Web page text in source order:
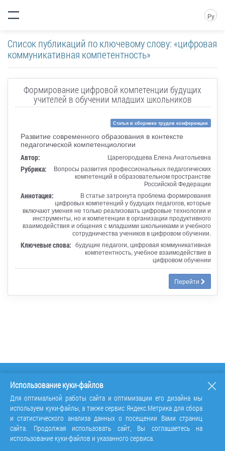
Ру
Список публикаций по ключевому слову: «цифровая
коммуникативная компетентность»
Формирование цифровой компетенции будущих
учителей в обучении младших школьников
Статья в сборнике трудов конференции
Развитие современного образования в контексте
педагогической компетенциологии
Автор: Царегородцева Елена Анатольевна
Рубрика:
Вопросы развития профессиональных педагогических
компетенций в образовательном пространстве
Российской Федерации
Аннотация:
В статье затронута проблема формирования
цифровых компетенций у будущих педагогов, которые
включают умения не только реализовать цифровые технологии и
инструменты, но и компетенции в организации продуктивного
взаимодействия и общения с младшими школьниками и учебного
сотрудничества учеников в цифровом обучении.
Ключевые слова: будущие педагоги, цифровая коммуникативная
компетентность, учебное взаимодействие в
цифровом обучении
Перейти
Использование куки-файлов
Для оптимальной работы сайта и оптимизации его дизайна мы
используем куки-файлы, а также сервис Яндекс.Метрика для сбора
и статистического анализа данных о посещении Вами страниц
сайта. Продолжая использовать сайт, Вы соглашаетесь на
использование куки-файлов и указанного сервиса.